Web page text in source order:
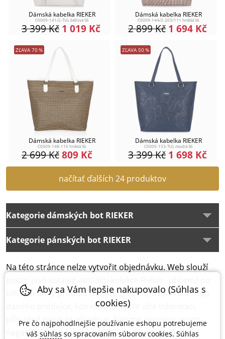
Dámská kabelka RIEKER
C0009-141/2-TUL béžová S6
1 019 Kč
3 399Kč
Dámská kabelka RIEKER
C0009-144/2-203/111 hnědá S6
1 694 Kč
2 899Kč
ZĽAVA 70%
Dámská kabelka RIEKER
C0009-148-110 hnědá S6
809 Kč
2 699Kč
ZĽAVA 50%
Dámská kabelka RIEKER
C0009-153-TUL modrá S6
1 698 Kč
3 399Kč
načítať ďalších 24 produktov
Kategorie dámských bot RIEKER
Kategorie pánských bot RIEKER
Na této stránce nelze vytvořit objednávku. Web slouží
kliku na daný produkt budete přesměrování na eshop
daného prodejce, kde můžete zjistit více informací,
případně produkt objednat. Nejsme prodejci, proto
negarantujeme správnost fotek ani cen daných
Aby sa Vám lepšie nakupovalo (Súhlas s
cookies)
Pre čo najpohodlnejšie používanie eshopu potrebujeme
váš súhlas so spracovaním súborov cookies. Súhlas